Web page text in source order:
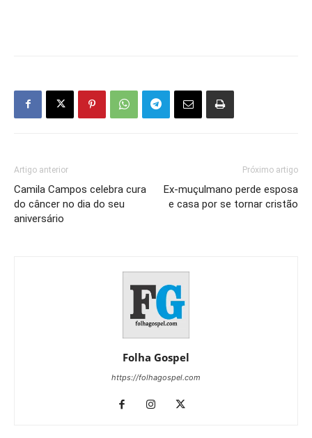
Artigo anterior
Camila Campos celebra cura
do câncer no dia do seu
aniversário
Próximo artigo
Ex-muçulmano perde esposa
e casa por se tornar cristão
Folha Gospel
https://folhagospel.com